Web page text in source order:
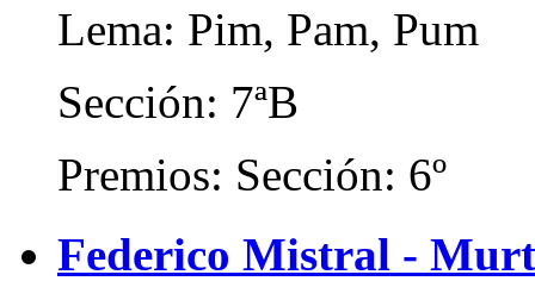
Lema: Pim, Pam, Pum
Sección: 7ªB
Premios: Sección: 6º
Federico Mistral -